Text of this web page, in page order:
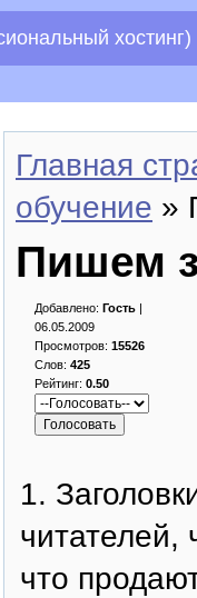
хостинг)
Главная
обучение »
Пишем
Добавлено: Гость |
06.05.2009
Просмотров: 15526
Слов: 425
Рейтинг: 0.50
1.
читателей,
что